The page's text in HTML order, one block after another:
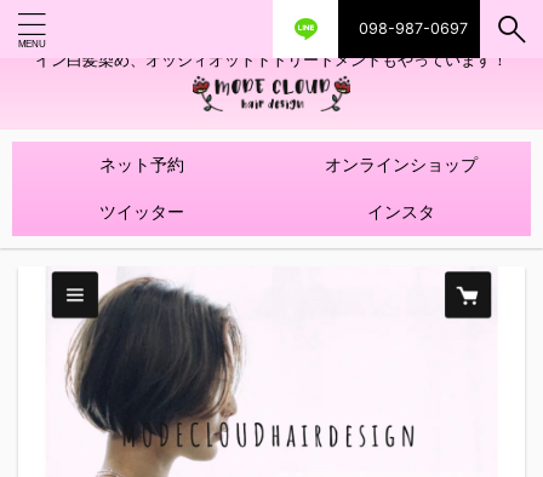
098-987-0697
艶ツヤヘアカラー！髪質改善トリートメントやハイライトを使ったデザ
イン白髪染め、オッジィオットトトリートメントもやっています！
ネット予約 オンラインショップ
ツイッター インスタ